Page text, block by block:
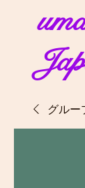
グルー